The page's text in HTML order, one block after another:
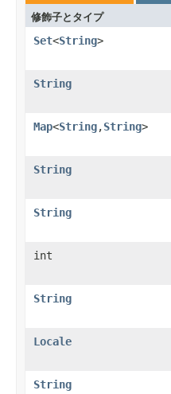
修飾子とタイプ
Set<String>
String
Map<String,String>
String
String
int
String
Locale
String